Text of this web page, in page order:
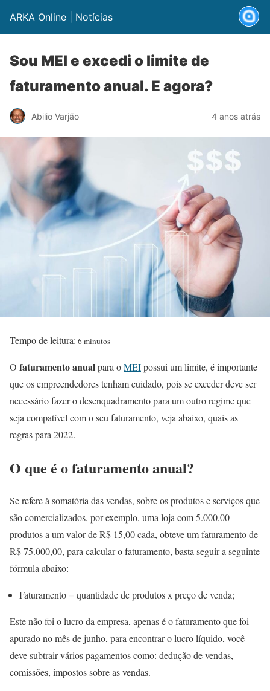
ARKA Online | Notícias
Sou MEI e excedi o limite de
faturamento anual. E agora?
Abilio Varjão 4 anos atrás
Tempo de leitura: 6 minutos
O faturamento anualpara oMEIpossui um limite, é importante
que os empreendedores tenham cuidado, pois se exceder deve ser
necessário fazer o desenquadramento para um outro regime que
seja compatível com o seu faturamento, veja abaixo, quais as
regras para 2022.
O que é o faturamento anual?
Se refere à somatória das vendas, sobre os produtos e serviços que
são comercializados, por exemplo, uma loja com 5.000,00
produtos a um valor de R$ 15,00 cada, obteve um faturamento de
R$ 75.000,00, para calcular o faturamento, basta seguir a seguinte
fórmula abaixo:
Faturamento = quantidade de produtos x preço de venda;
Este não foi o lucro da empresa, apenas é o faturamento que foi
apurado no mês de junho, para encontrar o lucro líquido, você
deve subtrair vários pagamentos como: dedução de vendas,
comissões, impostos sobre as vendas.